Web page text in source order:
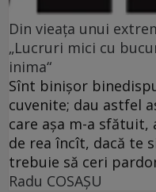
Din vieaţa unui
„Lucruri mici cu
inima“
Sînt binişor
cuvenite; dau astfel
care aşa m-a
de rea încît, dacă te
trebuie să ceri
Radu COSAŞU